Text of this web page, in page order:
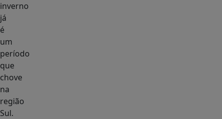
inverno
já
é
um
período
que
chove
na
região
Sul.